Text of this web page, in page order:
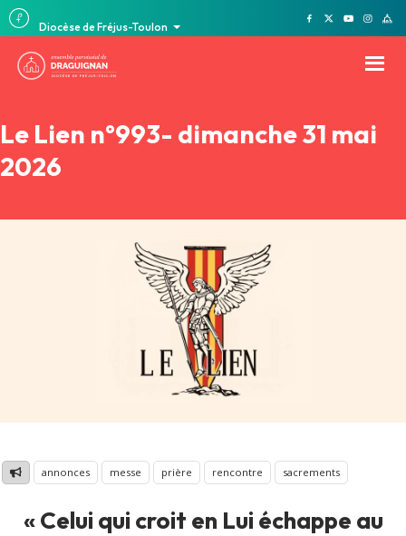
Diocèse de Fréjus-Toulon
Le Lien n°993- dimanche 31 mai
2026
annonces messe prière rencontre sacrements
« Celui qui croit en Lui échappe au